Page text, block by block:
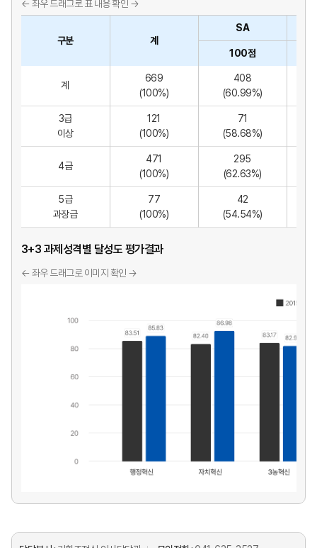
구분 계
SA
100점
계
669
(100%)
408
(60.99%)
3급
이상
121
(100%)
71
(58.68%)
4급
471
(100%)
295
(62.63%)
5급
과장급
77
(100%)
42
(54.54%)
3+3 과제성격별 달성도 평가결과